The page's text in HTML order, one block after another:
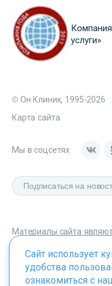
услуги»
© Он Клиник, 1995-2026
Карта сайта
Мы в соцсетях
Материалы сайта
onclinic.ru запрещено в
Сайт использует
удобства
ознакомиться с